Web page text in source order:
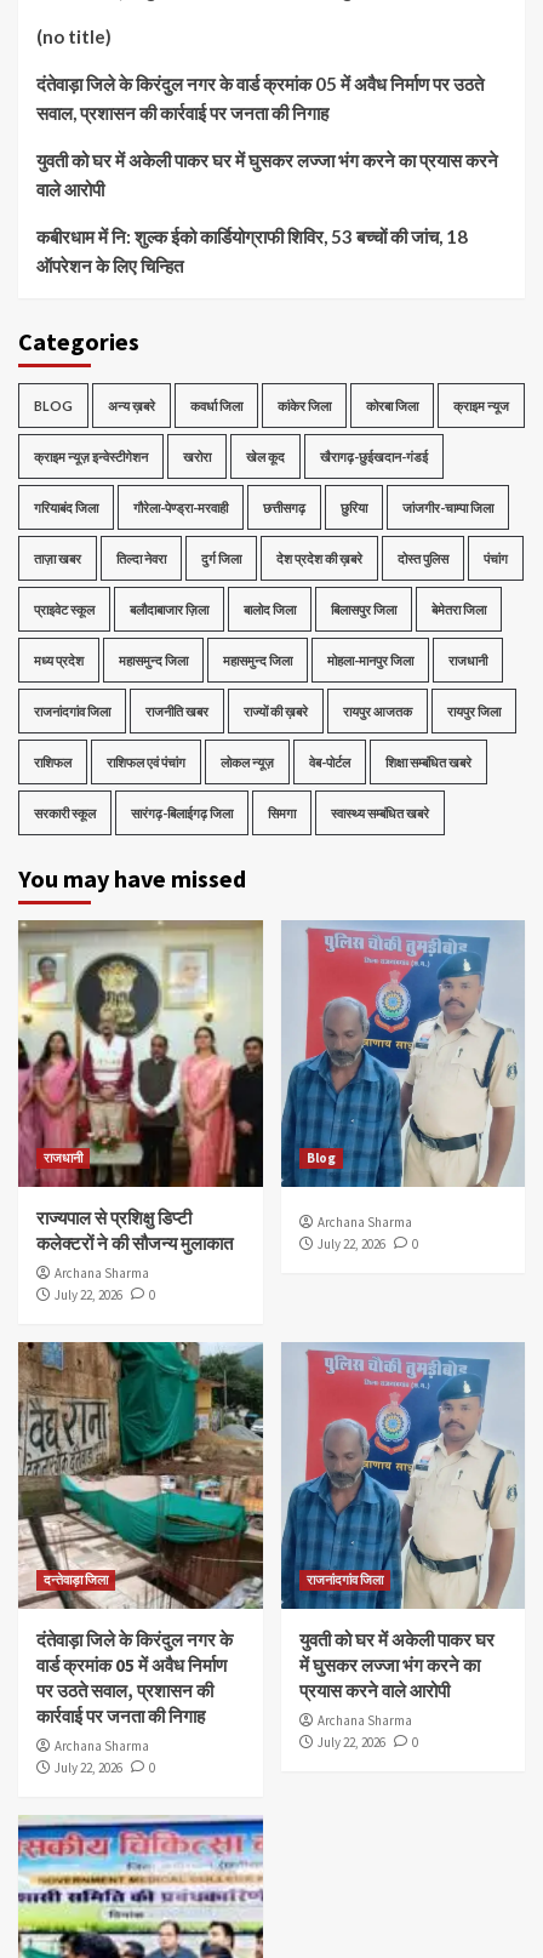
(no title)
दंतेवाड़ा जिले के किरंदुल नगर के वार्ड क्रमांक 05 में अवैध निर्माण पर उठते
सवाल, प्रशासन की कार्रवाई पर जनता की निगाह
युवती को घर में अकेली पाकर घर में घुसकर लज्जा भंग करने का प्रयास करने
वाले आरोपी
कबीरधाम में नि: शुल्क ईको कार्डियोग्राफी शिविर, 53 बच्चों की जांच, 18
ऑपरेशन के लिए चिन्हित
Categories
BLOG अन्य ख़बरे कवर्धा जिला कांकेर जिला कोरबा जिला क्राइम न्यूज
क्राइम न्यूज़ इन्वेस्टीगेशन खरोरा खेल कूद खैरागढ़-छुईखदान-गंडई
गरियाबंद जिला गौरेला-पेण्ड्रा-मरवाही छत्तीसगढ़ छुरिया जांजगीर-चाम्पा जिला
ताज़ा खबर तिल्दा नेवरा दुर्ग जिला देश प्रदेश की ख़बरे दोस्त पुलिस पंचांग
प्राइवेट स्कूल बलौदाबाजार ज़िला बालोद जिला बिलासपुर जिला बेमेतरा जिला
मध्‍य प्रदेश महासमुन्द जिला महासमुन्द जिला मोहला-मानपुर जिला राजधानी
राजनांदगांव जिला राजनीति खबर राज्यों की ख़बरे रायपुर आजतक रायपुर जिला
राशिफल राशिफल एवं पंचांग लोकल न्यूज़ वेब-पोर्टल शिक्षा सम्बंधित खबरे
सरकारी स्कूल सारंगढ़-बिलाईगढ़ जिला सिमगा स्वास्थ्य सम्बंधित खबरे
You may have missed
राजधानी
राज्यपाल से प्रशिक्षु डिप्टी
कलेक्टरों ने की सौजन्य मुलाकात
Archana Sharma
July 22, 2026
0
Blog
Archana Sharma
July 22, 2026
0
दन्तेवाड़ा जिला
दंतेवाड़ा जिले के किरंदुल नगर के
वार्ड क्रमांक 05 में अवैध निर्माण
पर उठते सवाल, प्रशासन की
कार्रवाई पर जनता की निगाह
Archana Sharma
July 22, 2026
0
राजनांदगांव जिला
युवती को घर में अकेली पाकर घर
में घुसकर लज्जा भंग करने का
प्रयास करने वाले आरोपी
Archana Sharma
July 22, 2026
0